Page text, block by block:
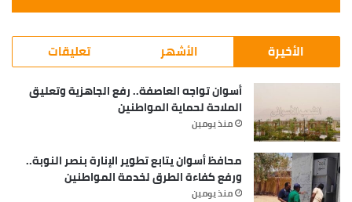
الأخيرة الأشهر تعليقات
أسوان تواجه العاصفة.. رفع الجاهزية وتعليق
الملاحة لحماية المواطنين
منذ يومين
محافظ أسوان يتابع تطوير الإنارة بنصر النوبة..
ورفع كفاءة الطرق لخدمة المواطنين
منذ يومين